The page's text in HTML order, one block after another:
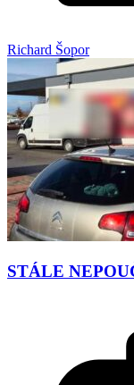
Richard Šopor
STÁLE